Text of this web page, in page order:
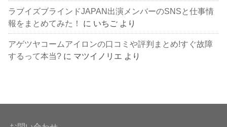
ラブイズブラインドJAPAN出演メンバーのSNSと仕事情
報をまとめてみた！
に いちご より
アゲツヤコームアイロンの口コミや評判まとめ!すぐ故障
するって本当? に マツイノリエ より